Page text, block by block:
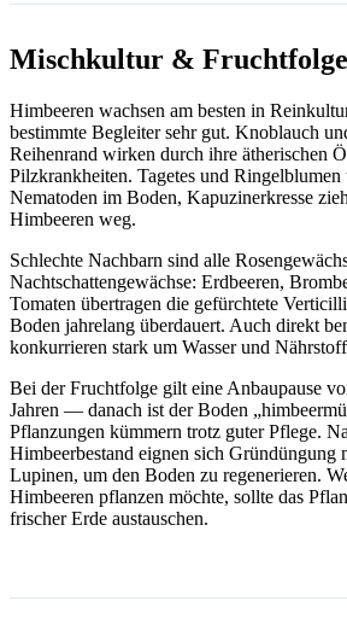
Mischkultur & Fruchtfolge
Himbeeren wachsen am besten in
bestimmte Begleiter sehr gut. Knoblauch
Reihenrand wirken durch ihre ätherischen
Pilzkrankheiten. Tagetes und Ringelblumen
Nematoden im Boden, Kapuzinerkresse
Himbeeren weg.
Schlechte Nachbarn sind alle
Nachtschattengewächse: Erdbeeren,
Tomaten übertragen die gefürchtete
Boden jahrelang überdauert. Auch direkt
konkurrieren stark um Wasser und
Bei der Fruchtfolge gilt eine Anbaupause
Jahren — danach ist der Boden
Pflanzungen kümmern trotz guter Pflege.
Himbeerbestand eignen sich Gründüngung
Lupinen, um den Boden zu regenerieren.
Himbeeren pflanzen möchte, sollte das
frischer Erde austauschen.